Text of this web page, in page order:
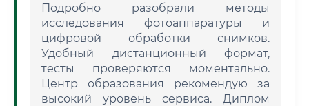
Подробно разобрали методы
исследования фотоаппаратуры и
цифровой обработки снимков.
Удобный дистанционный формат,
тесты проверяются моментально.
Центр образования рекомендую за
высокий уровень сервиса. Диплом